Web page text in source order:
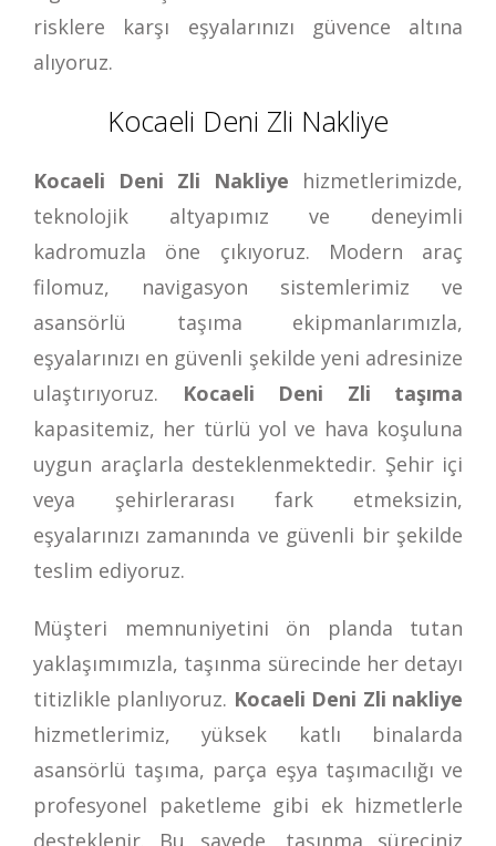
risklere karşı eşyalarınızı güvence altına
alıyoruz.
Kocaeli Deni Zli Nakliye
Kocaeli Deni Zli Nakliye hizmetlerimizde,
teknolojik altyapımız ve deneyimli
kadromuzla öne çıkıyoruz. Modern araç
filomuz, navigasyon sistemlerimiz ve
asansörlü taşıma ekipmanlarımızla,
eşyalarınızı en güvenli şekilde yeni adresinize
ulaştırıyoruz.
Kocaeli Deni Zli taşıma
kapasitemiz, her türlü yol ve hava koşuluna
uygun araçlarla desteklenmektedir. Şehir içi
veya şehirlerarası fark etmeksizin,
eşyalarınızı zamanında ve güvenli bir şekilde
teslim ediyoruz.
Müşteri memnuniyetini ön planda tutan
yaklaşımımızla, taşınma sürecinde her detayı
titizlikle planlıyoruz. Kocaeli Deni Zli nakliye
hizmetlerimiz, yüksek katlı binalarda
asansörlü taşıma, parça eşya taşımacılığı ve
profesyonel paketleme gibi ek hizmetlerle
desteklenir. Bu sayede, taşınma süreciniz